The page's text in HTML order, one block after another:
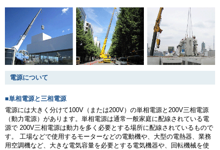
電源について
■単相電源と三相電源
電源には大きく分けて100V（または200V）の単相電源と200V三相電源
（動力電源）があります。単相電源は通常一般家庭に配線されている電
源で 200V三相電源は動力を多く必要とする場所に配線されているもので
す。 工場などで使用するモーターなどの電動機や、大型の電熱器、業務
用空調機など、大きな電気容量を必要とする電気機器や、回転機械を使